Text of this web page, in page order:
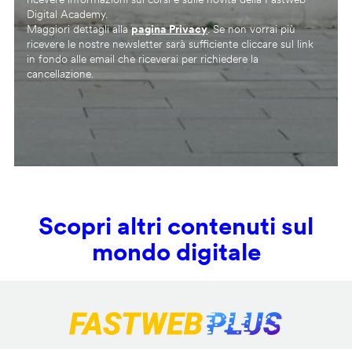
Digital Academy.
Maggiori dettagli allapagina Privacy. Se non vorrai più
ricevere le nostre newsletter sarà sufficiente cliccare sul link
in fondo alle email che riceverai per richiedere la
cancellazione.
Scopri altri contenuti sul
mondo digitale